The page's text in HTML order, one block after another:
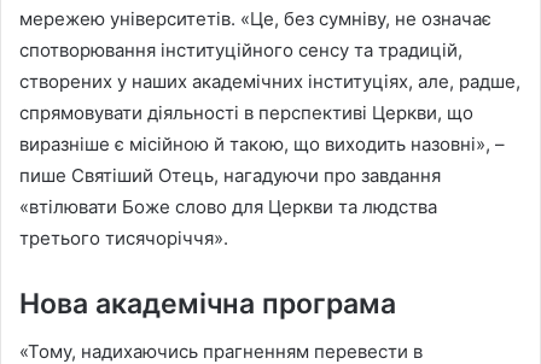
мережею університетів. «Це, без сумніву, не означає
спотворювання інституційного сенсу та традицій,
створених у наших академічних інституціях, але, радше,
спрямовувати діяльності в перспективі Церкви, що
виразніше є місійною й такою, що виходить назовні», –
пише Святіший Отець, нагадуючи про завдання
«втілювати Боже слово для Церкви та людства
третього тисячоріччя».
Нова академічна програма
«Тому, надихаючись прагненням перевести в